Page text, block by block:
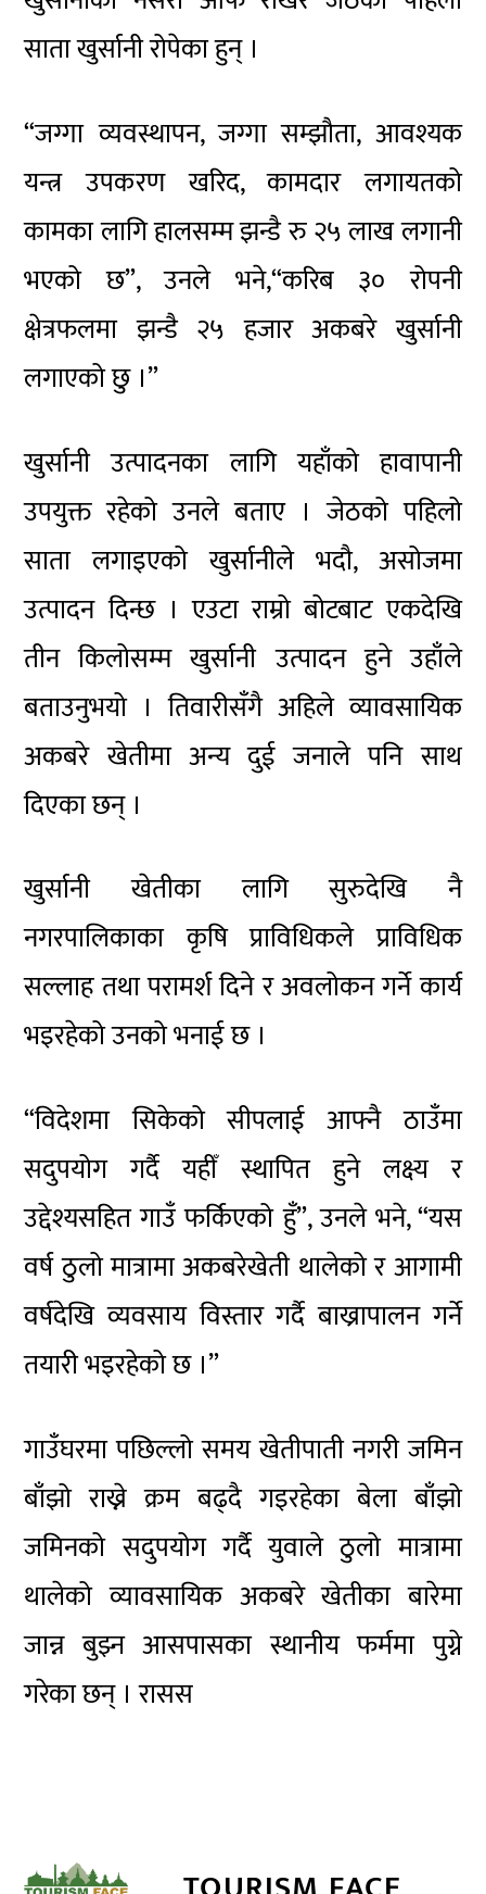
साता खुर्सानी रोपेका हुन् ।
“जग्गा व्यवस्थापन, जग्गा सम्झौता, आवश्यक
यन्त्र उपकरण खरिद, कामदार लगायतको
कामका लागि हालसम्म झन्डै रु २५ लाख लगानी
भएको छ”, उनले भने,“करिब ३० रोपनी
क्षेत्रफलमा झन्डै २५ हजार अकबरे खुर्सानी
लगाएको छु ।”
खुर्सानी उत्पादनका लागि यहाँको हावापानी
उपयुक्त रहेको उनले बताए । जेठको पहिलो
साता लगाइएको खुर्सानीले भदौ, असोजमा
उत्पादन दिन्छ । एउटा राम्रो बोटबाट एकदेखि
तीन किलोसम्म खुर्सानी उत्पादन हुने उहाँले
बताउनुभयो । तिवारीसँगै अहिले व्यावसायिक
अकबरे खेतीमा अन्य दुई जनाले पनि साथ
दिएका छन् ।
खुर्सानी खेतीका लागि सुरुदेखि नै
नगरपालिकाका कृषि प्राविधिकले प्राविधिक
सल्लाह तथा परामर्श दिने र अवलोकन गर्ने कार्य
भइरहेको उनको भनाई छ ।
“विदेशमा सिकेको सीपलाई आफ्नै ठाउँमा
सदुपयोग गर्दै यहीँ स्थापित हुने लक्ष्य र
उद्देश्यसहित गाउँ फर्किएको हुँ”, उनले भने, “यस
वर्ष ठुलो मात्रामा अकबरेखेती थालेको र आगामी
वर्षदेखि व्यवसाय विस्तार गर्दै बाख्रापालन गर्ने
तयारी भइरहेको छ ।”
गाउँघरमा पछिल्लो समय खेतीपाती नगरी जमिन
बाँझो राख्ने क्रम बढ्दै गइरहेका बेला बाँझो
जमिनको सदुपयोग गर्दै युवाले ठुलो मात्रामा
थालेको व्यावसायिक अकबरे खेतीका बारेमा
जान्न बुझ्न आसपासका स्थानीय फर्ममा पुग्ने
गरेका छन् । रासस